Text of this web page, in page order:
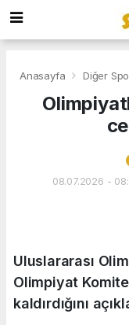
Anasayfa Diğer
08.07.2026 -
Uluslararası
Olimpiyat
kaldırdığını